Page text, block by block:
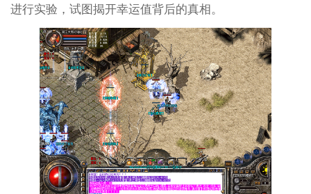
进行实验，试图揭开幸运值背后的真相。